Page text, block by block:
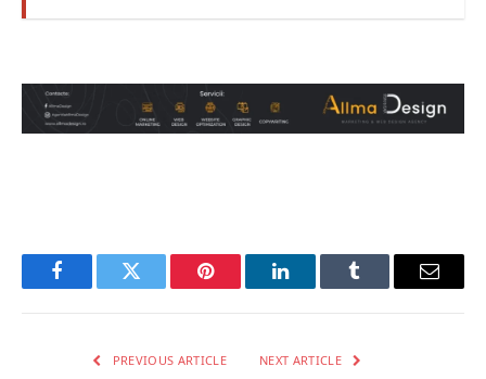
FacebookTwitter Pinterest LinkedInTumblr Email
PREVIOUS ARTICLE NEXT ARTICLE